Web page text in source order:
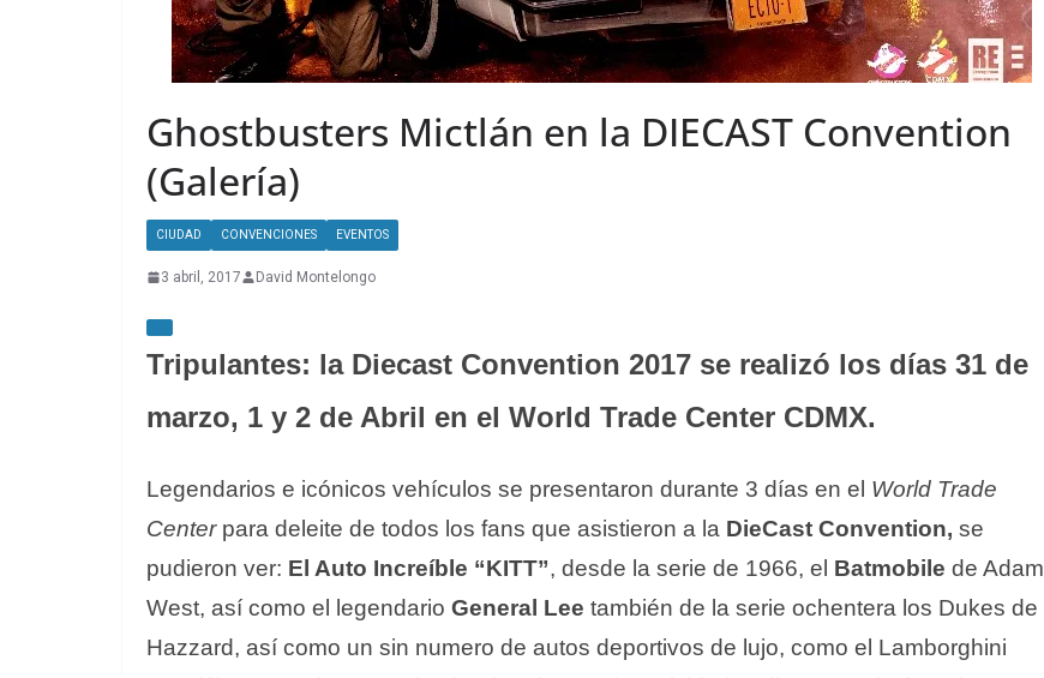
Ghostbusters Mictlán en la DIECAST Convention
(Galería)
CIUDAD CONVENCIONES EVENTOS
3 abril, 2017 David Montelongo
Tripulantes: la Diecast Convention 2017 se realizó los días 31 de
marzo, 1 y 2 de Abril en el World Trade Center CDMX.
Legendarios e icónicos vehículos se presentaron durante 3 días en el World Trade
Center para deleite de todos los fans que asistieron a la DieCast Convention, se
pudieron ver: El Auto Increíble “KITT”, desde la serie de 1966, el Batmobile de Adam
West, así como el legendario General Lee también de la serie ochentera los Dukes de
Hazzard, así como un sin numero de autos deportivos de lujo, como el Lamborghini